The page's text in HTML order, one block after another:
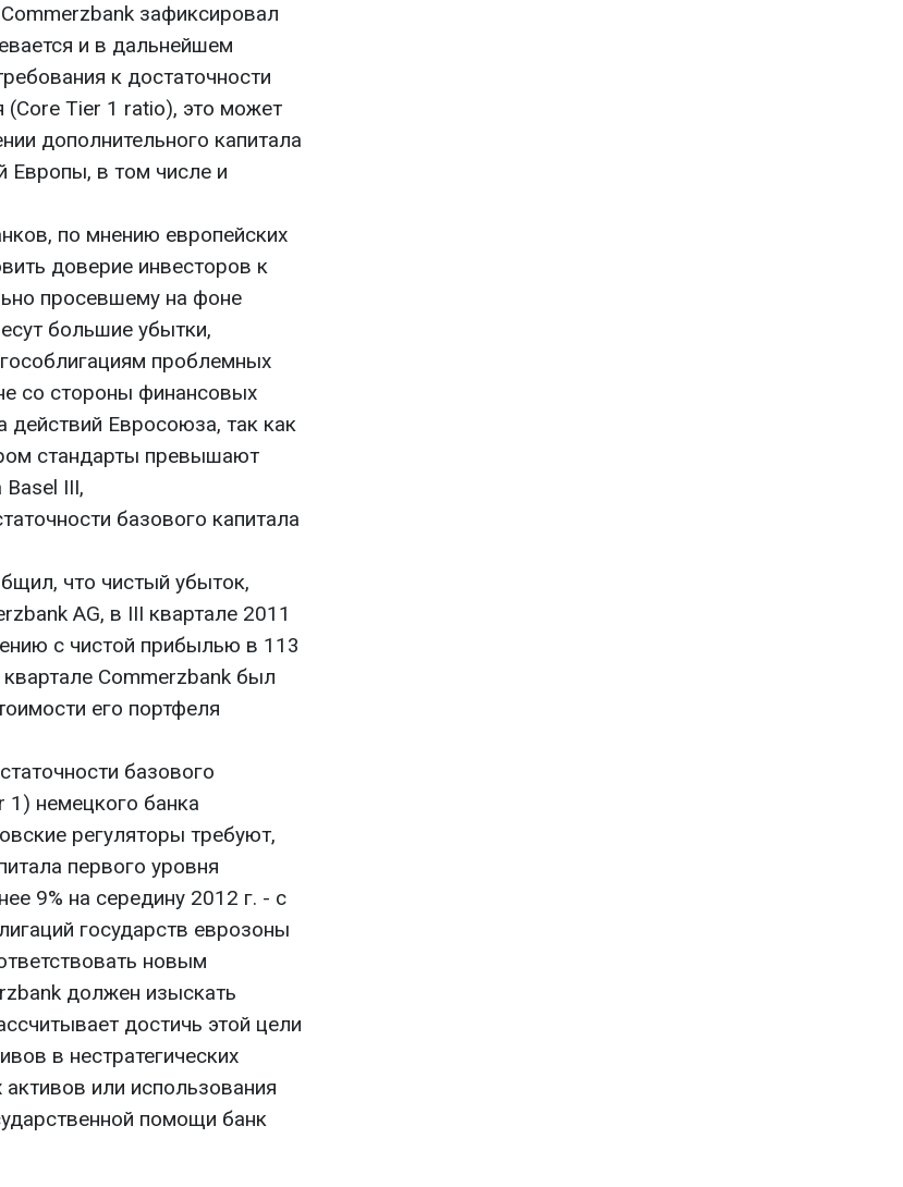
зафиксировал
и в дальнейшем
к достаточности
(Core Tier 1 ratio), это может
дополнительного капитала
Европы, в том числе и
по мнению европейских
доверие инвесторов к
просевшему на фоне
большие убытки,
проблемных
со стороны финансовых
действий Евросоюза, так как
стандарты превышают
III,
базового капитала
что чистый убыток,
AG, в III квартале 2011
с чистой прибылью в 113
Commerzbank был
его портфеля
базового
1) немецкого банка
регуляторы требуют,
первого уровня
9% на середину 2012 г. - с
государств еврозоны
новым
должен изыскать
достичь этой цели
в нестратегических
или использования
помощи банк